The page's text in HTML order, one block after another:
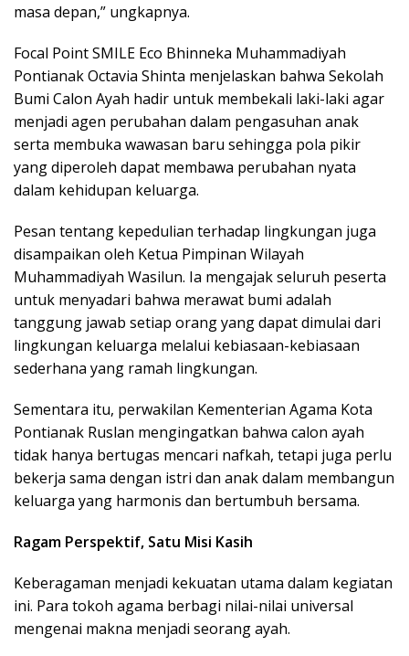
masa depan,” ungkapnya.
Focal Point SMILE Eco Bhinneka Muhammadiyah
Pontianak Octavia Shinta menjelaskan bahwa Sekolah
Bumi Calon Ayah hadir untuk membekali laki-laki agar
menjadi agen perubahan dalam pengasuhan anak
serta membuka wawasan baru sehingga pola pikir
yang diperoleh dapat membawa perubahan nyata
dalam kehidupan keluarga.
Pesan tentang kepedulian terhadap lingkungan juga
disampaikan oleh Ketua Pimpinan Wilayah
Muhammadiyah Wasilun. Ia mengajak seluruh peserta
untuk menyadari bahwa merawat bumi adalah
tanggung jawab setiap orang yang dapat dimulai dari
lingkungan keluarga melalui kebiasaan-kebiasaan
sederhana yang ramah lingkungan.
Sementara itu, perwakilan Kementerian Agama Kota
Pontianak Ruslan mengingatkan bahwa calon ayah
tidak hanya bertugas mencari nafkah, tetapi juga perlu
bekerja sama dengan istri dan anak dalam membangun
keluarga yang harmonis dan bertumbuh bersama.
Ragam Perspektif, Satu Misi Kasih
Keberagaman menjadi kekuatan utama dalam kegiatan
ini. Para tokoh agama berbagi nilai-nilai universal
mengenai makna menjadi seorang ayah.